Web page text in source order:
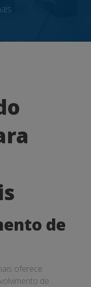
de
oferece
de